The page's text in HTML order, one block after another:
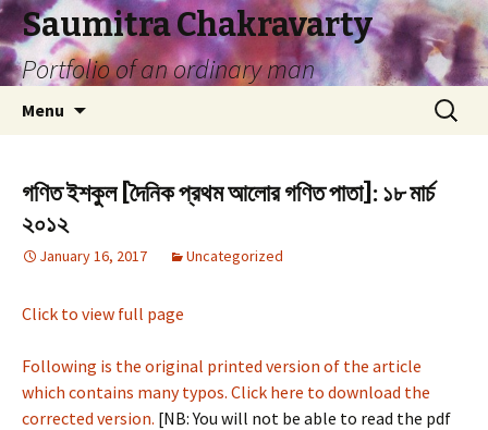
Saumitra Chakravarty
Portfolio of an ordinary man
Menu
Search
for:
গণিত ইশকুল [দৈনিক প্রথম আলোর গণিত পাতা]: ১৮ মার্চ
২০১২
January 16, 2017 Uncategorized
Click to view full page
Following is the original printed version of the article
which contains many typos. Click here to download the
corrected version. [NB: You will not be able to read the pdf